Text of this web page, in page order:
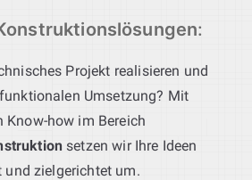
:
Projekt realisieren und
Umsetzung? Mit
Know-how im Bereich
setzen wir Ihre Ideen
zielgerichtet um.